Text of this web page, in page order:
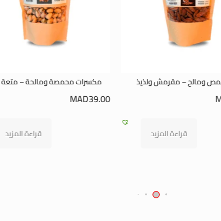
محمصة ومالحة – متعة لذيذة
قراءة المزيد
لوز طبيعي – نقاء
32.00
تحديد أحد